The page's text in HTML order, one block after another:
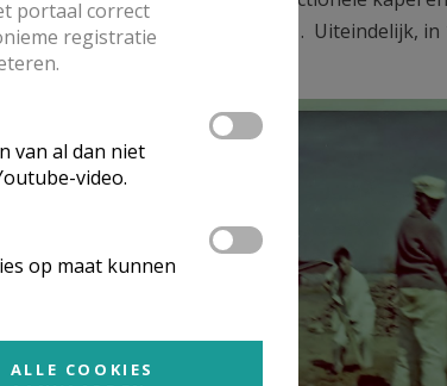
aan de Stuivenbergbaan 141. Uiteindelijk,
genomen.
portaal correct
registratie
van al dan niet
video.
op maat kunnen
ALLE COOKIES